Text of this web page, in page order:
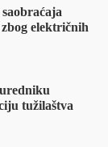
električnih
tužilaštva